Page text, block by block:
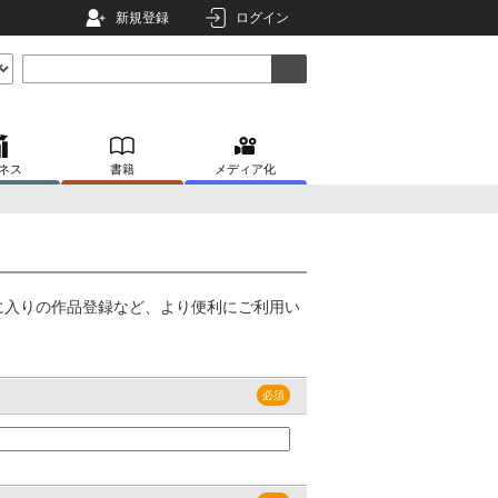
新規登録 ログイン
ス 書籍 メディア化
りの作品登録など、より便利にご利用い